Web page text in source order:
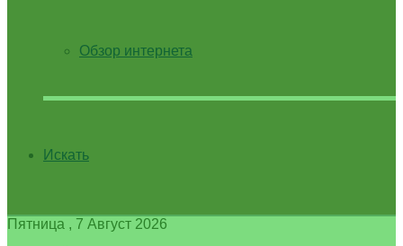
Обзор интернета
Искать
Пятница , 7 Август 2026